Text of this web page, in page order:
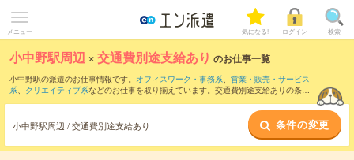
メニュー 気になる! ログイン 検索
小中野駅周辺 ×交通費別途支給あり のお仕事一覧
小中野駅の派遣のお仕事情報です。 オフィスワーク・事務系、 営業・販売・サービス
系、 クリエイティブ系などのお仕事を取り揃えています。交通費別途支給ありの条件
小中野駅周辺 / 交通費別途支給あり 条件の変更